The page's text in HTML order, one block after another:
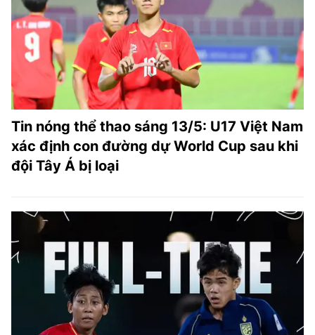
Tin nóng thể thao sáng 13/5: U17 Việt Nam
xác định con đường dự World Cup sau khi
đội Tây Á bị loại